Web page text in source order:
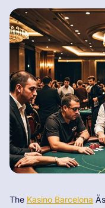
The Kasino Barcelona